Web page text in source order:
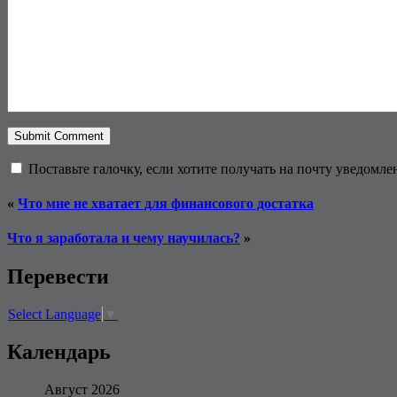
Поставьте галочку, если хотите получать на почту
« Что мне не хватает для финансового достатка
Что я заработала и чему научилась? »
Перевести
Select Language
Календарь
Август 2026